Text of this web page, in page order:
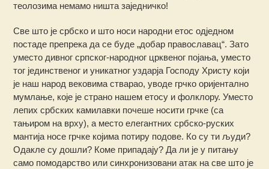
теолозима немамо ништа заједничко!
Све што је србско и што носи народни етос одједном
постаде препрека да се буде „добар православац“. Зато
уместо дивног српског-народног црквеног појања, уместо
тог јединственог и уникатног уздарја Господу Христу који
је наш народ вековима стварао, уводе грчко оријентално
мумлање, које је страно нашем етосу и фолклору. Уместо
лепих србских камилавки почеше носити грчке (са
тањиром на врху), а место елегантних србско-руских
мантија носе грчке којима потиру подове. Ко су ти људи?
Одакле су дошли? Коме припадају? Да ли је у питању
само помодарство или синхронизовани атак на све што је